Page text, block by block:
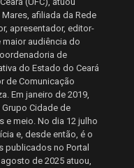
afiliada da Rede
apresentador, editor-
audiência do
de
do Estado do Ceará
de Comunicação
Em janeiro de 2019,
Cidade de
e meio. No dia 12 julho
e, desde então, é o
no Portal
de 2025 atuou,